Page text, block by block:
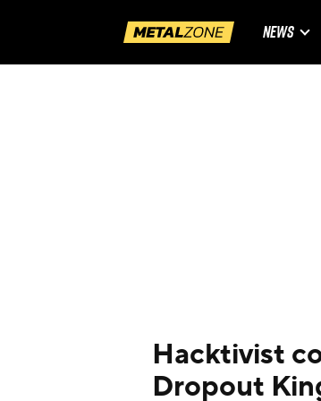
NEWS
Hacktivist
Dropout